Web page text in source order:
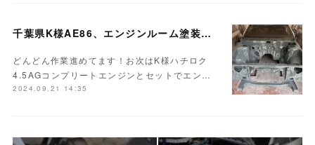
千葉県K様AE86、エンジンルーム塗装完成♪
どんどん作業進めてます！お次はK様ハチロク
4.5AGコンプリートエンジンとセットでエン…
2024.09.21 14:35